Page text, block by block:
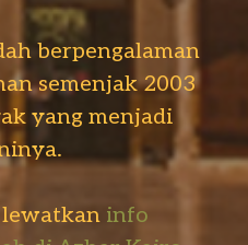
berpengalaman
semenjak 2003
yang menjadi
info